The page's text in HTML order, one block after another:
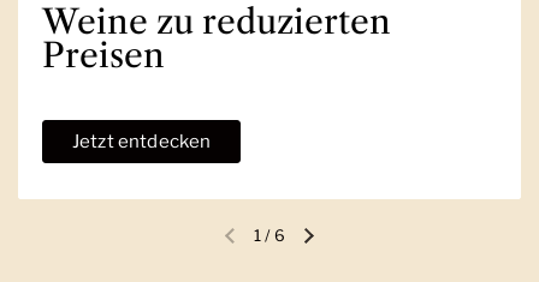
Weine zu reduzierten
Preisen
Jetzt entdecken
Vorherige FolieNächste Folie
1 /6